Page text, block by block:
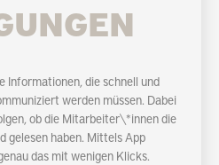
Informationen, die schnell und
werden müssen. Dabei
ob die Mitarbeiter\*innen die
gelesen haben. Mittels App
das mit wenigen Klicks.